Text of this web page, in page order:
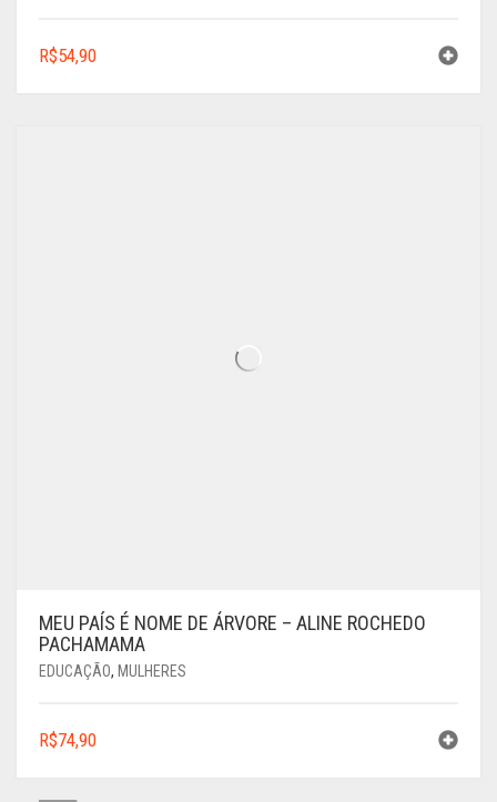
R$54,90
MEU PAÍS É NOME DE ÁRVORE – ALINE ROCHEDO
PACHAMAMA
EDUCAÇÃO, MULHERES
R$74,90